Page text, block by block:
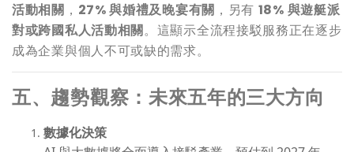
活動相關 ， 27% 與婚禮及晚宴有關 ，另有 18% 與遊艇派
對或跨國私人活動相關。這顯示全流程接駁服務正在逐步
成為企業與個人不可或缺的需求。
五、趨勢觀察：未來五年的三大方向
數據化決策